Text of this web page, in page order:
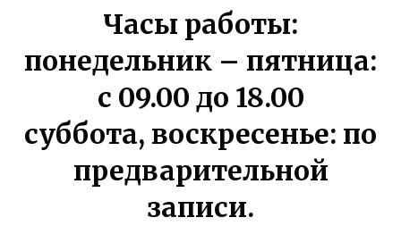
Часы работы:
понедельник – пятница:
с 09.00 до 18.00
суббота, воскресенье: по
предварительной
записи.